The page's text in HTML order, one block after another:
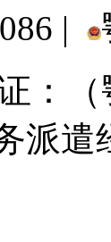
|
：
派